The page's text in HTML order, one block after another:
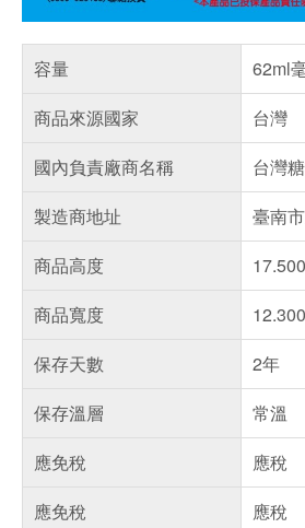
容量
62ml
商品來源國家
台灣
國內負責廠商名稱
台灣
製造商地址
臺南
商品高度
商品寬度
保存天數
2年
保存溫層
常溫
應免稅
應稅
應免稅
應稅